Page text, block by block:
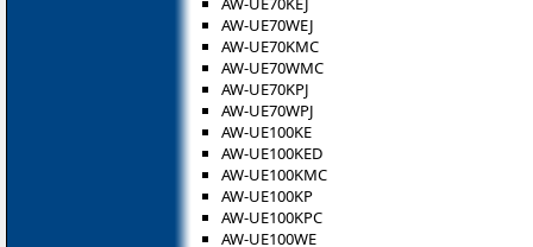
AW-UE70WEJ
AW-UE70KMC
AW-UE70WMC
AW-UE70KPJ
AW-UE70WPJ
AW-UE100KE
AW-UE100KED
AW-UE100KMC
AW-UE100KP
AW-UE100KPC
AW-UE100WE